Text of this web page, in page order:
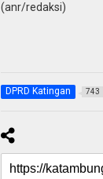
(anr/redaksi)
DPRD Katingan 743